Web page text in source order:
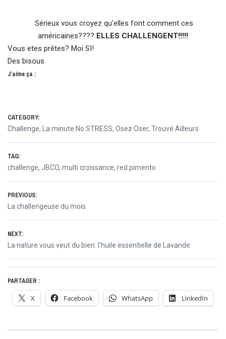
Sérieux vous croyez qu’elles font comment ces
américaines???? ELLES CHALLENGENT!!!!!
Vous etes prêtes? Moi SI!
Des bisous
J’aime ça :
CATEGORY:
Challenge, La minute No STRESS, Osez Oser, Trouvé Ailleurs
TAG:
challenge, JBCO, multi croissance, red pimento
Navigation
de
l’article
PREVIOUS:
Previous
La challengeuse du mois
NEXT:
Next
La nature vous veut du bien: l'huile essentielle de Lavande
PARTAGER :
X Facebook WhatsApp LinkedIn